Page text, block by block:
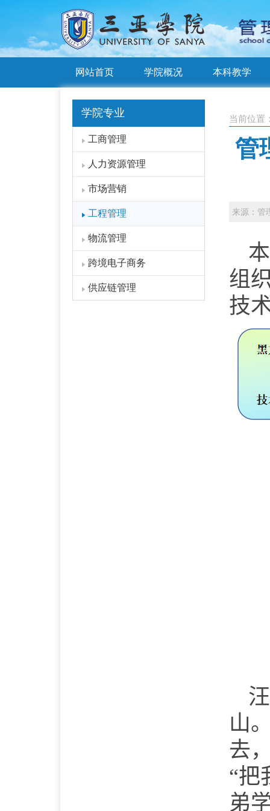
网站首页 学院概况 本科教学
学院专业
工商管理
人力资源管理
市场营销
工程管理
物流管理
跨境电子商务
供应链管理
当前位置
管
来源：管
组
技
山
去
“把
弟